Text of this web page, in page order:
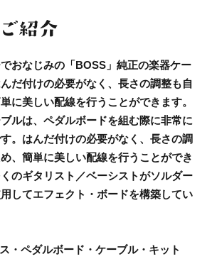
おなじみの「BOSS」純正の楽器ケー
だ付けの必要がなく、長さの調整も自
に美しい配線を行うことができます。
ルは、ペダルボードを組む際に非常に
。はんだ付けの必要がなく、長さの調
、簡単に美しい配線を行うことができ
のギタリスト／ベーシストがソルダー
してエフェクト・ボードを構築してい
・ペダルボード・ケーブル・キット